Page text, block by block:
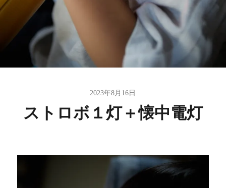
2023年8月16日
ストロボ１灯＋懐中電灯